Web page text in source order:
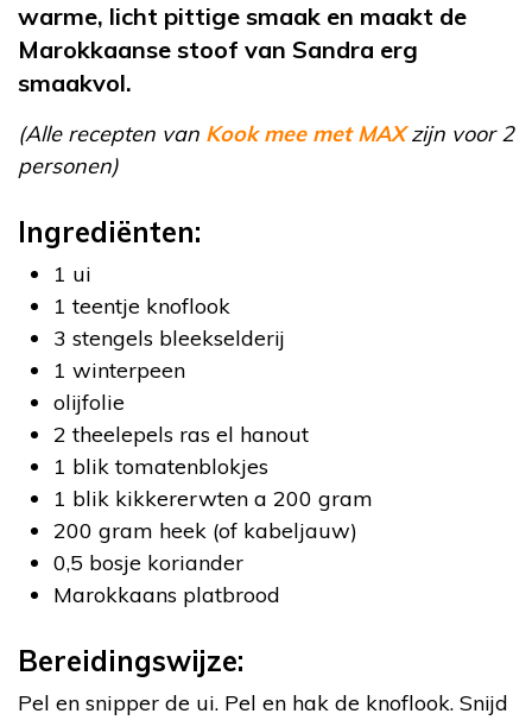
warme, licht pittige smaak en maakt de
Marokkaanse stoof van Sandra erg
smaakvol.
(Alle recepten van Kook mee met MAXzijn voor 2
personen)
Ingrediënten:
1 ui
1 teentje knoflook
3 stengels bleekselderij
1 winterpeen
olijfolie
2 theelepels ras el hanout
1 blik tomatenblokjes
1 blik kikkererwten a 200 gram
200 gram heek (of kabeljauw)
0,5 bosje koriander
Marokkaans platbrood
Bereidingswijze:
Pel en snipper de ui. Pel en hak de knoflook. Snijd